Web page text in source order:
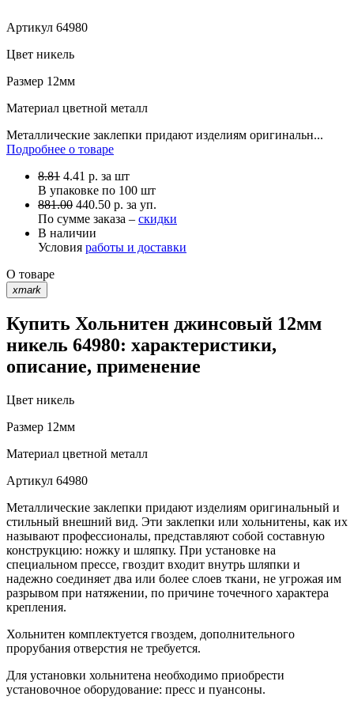
Артикул 64980
Цвет никель
Размер 12мм
Материал цветной металл
Металлические заклепки придают изделиям оригинальн...
Подробнее о товаре
8.81 4.41 р. за шт
В упаковке по 100 шт
881.00 440.50 р. за уп.
По сумме заказа – скидки
В наличии
Условия работы и доставки
О товаре
xmark
Купить Хольнитен джинсовый 12мм
никель 64980: характеристики,
описание, применение
Цвет никель
Размер 12мм
Материал цветной металл
Артикул 64980
Металлические заклепки придают изделиям оригинальный и
стильный внешний вид. Эти заклепки или хольнитены, как их
называют профессионалы, представляют собой составную
конструкцию: ножку и шляпку. При установке на
специальном прессе, гвоздит входит внутрь шляпки и
надежно соединяет два или более слоев ткани, не угрожая им
разрывом при натяжении, по причине точечного характера
крепления.
Хольнитен комплектуется гвоздем, дополнительного
прорубания отверстия не требуется.
Для установки хольнитена необходимо приобрести
установочное оборудование: пресс и пуансоны.